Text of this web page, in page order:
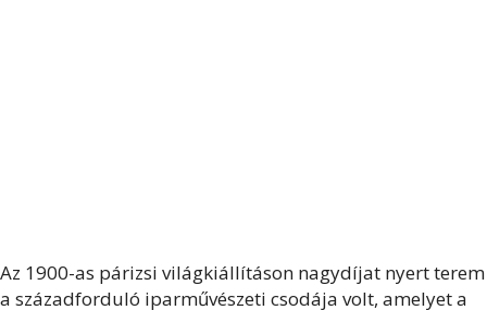
Az 1900-as párizsi világkiállításon nagydíjat nyert terem
a századforduló iparművészeti csodája volt, amelyet a